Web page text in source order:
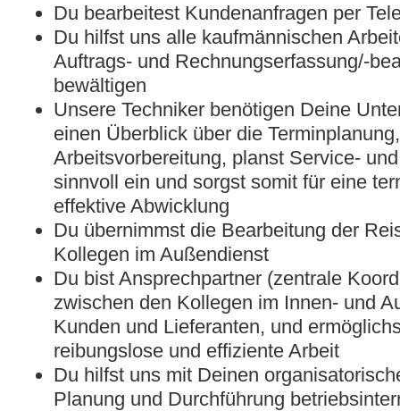
Du bearbeitest Kundenanfragen per
Du hilfst uns alle kaufmännischen
Auftrags- und Rechnungserfassung/-
bewältigen
Unsere Techniker benötigen Deine
einen Überblick über die
Arbeitsvorbereitung, planst Service-
sinnvoll ein und sorgst somit für eine
effektive Abwicklung
Du übernimmst die Bearbeitung der
Kollegen im Außendienst
Du bist Ansprechpartner (zentrale
zwischen den Kollegen im Innen- und
Kunden und Lieferanten, und
reibungslose und effiziente Arbeit
Du hilfst uns mit Deinen
Planung und Durchführung